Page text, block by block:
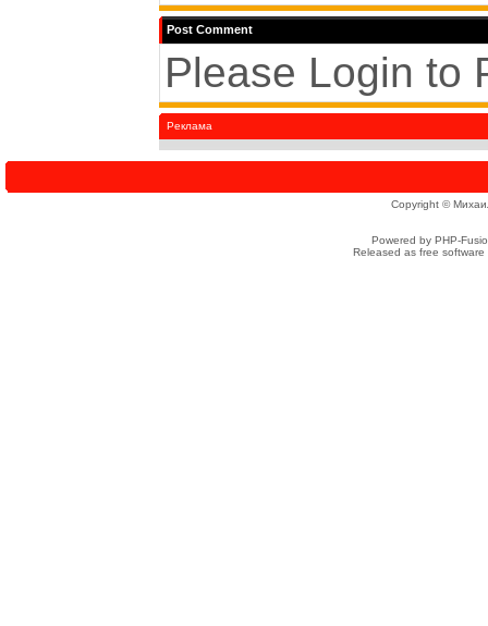
Post Comment
Please Login to
Реклама
Copyright ©
Powered by PHP-
Released as free